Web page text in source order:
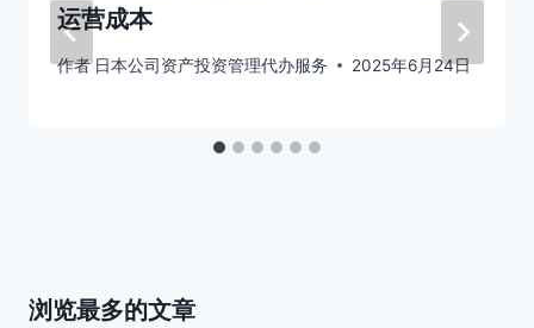
运营成本
作者 日本公司资产投资管理代办服务 2025年6月24日
浏览最多的文章